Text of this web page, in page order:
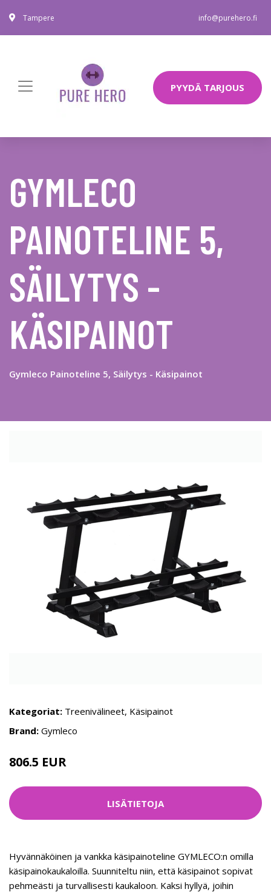
Tampere info@purehero.fi
PYYDÄ TARJOUS
GYMLECO
PAINOTELINE 5,
SÄILYTYS -
KÄSIPAINOT
Gymleco Painoteline 5, Säilytys - Käsipainot
Kategoriat: Treenivälineet, Käsipainot
Brand: Gymleco
806.5 EUR
LISÄTIETOJA
Hyvännäköinen ja vankka käsipainoteline GYMLECO:n omilla
käsipainokaukaloilla. Suunniteltu niin, että käsipainot sopivat
pehmeästi ja turvallisesti kaukaloon. Kaksi hyllyä, joihin